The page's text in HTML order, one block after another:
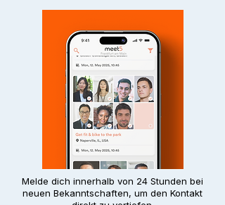
Melde dich innerhalb von 24 Stunden bei
neuen Bekanntschaften, um den Kontakt